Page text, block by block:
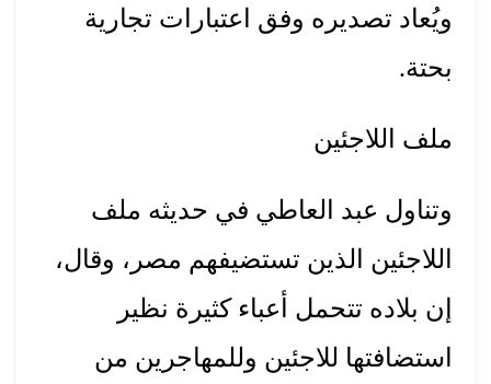
ويُعاد تصديره وفق اعتبارات تجارية
بحتة.
ملف اللاجئين
وتناول عبد العاطي في حديثه ملف
اللاجئين الذين تستضيفهم مصر، وقال،
إن بلاده تتحمل أعباء كثيرة نظير
استضافتها للاجئين وللمهاجرين من